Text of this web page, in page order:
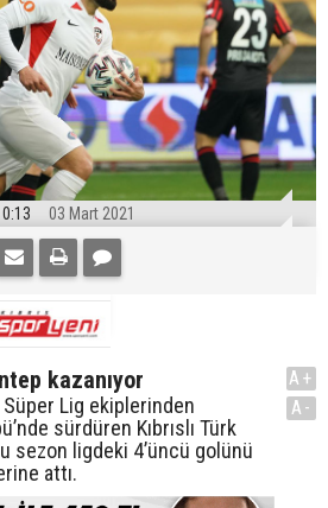
03 Mart 2021
kazanıyor
Süper Lig ekiplerinden
sürdüren Kıbrıslı Türk
sezon ligdeki 4’üncü golünü
attı.
A+
A-